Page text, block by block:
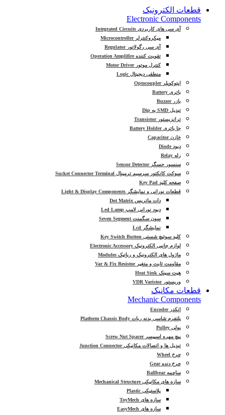
قطعات الکترونیک
Electronic Components
آی سی های کاربردی Integrated Circuits
میکروکنترلر Microcontroller
آی سی رگولاتور Regulator
تقویت کننده Operation Amplifire
کنترل موتور Motor Driver
منطقی دیجیتال Logic
اپتوکوپلر Optocoupler
باتری Battery
بازر Buzzer
تبدیل SMD به Dip
ترانزیستور Transistor
جا باتری Battery Holder
خازن Capacitor
دیود Diode
رله Relay
سنسور حسگر Sensor Detector
سوکت کانکتور سرسیم ترمینال Sucket Connector Terminal
صفحه کلید Key Pad
قطعات نورانی و نمایشگر Light & Display Components
دات ماتریس Dot Matrix
دیود نورانی لامپ Led Lamp
سون سگمنت Seven Segment
نمایشگر Lcd
کلید سوئیچ شستی Key Switch Button
لوازم جانبی الکترونیک Electronic Accessory
ماژول های الکترونیک و رباتیک Modules
مقاومت ثابت و متغیر Var & Fix Resistor
هیت سینک Heat Sink
وریستور VDR Varistor
قطعات مکانیک
Mechanic Components
انکدر Encoder
پلتفرم شاسی بدنه ربات Platform Chassis Body
پولی Pulley
پیچ مهره اسپیسر Screw Nut Spacer
تبدیل ها و اتصالات مکانیکی Junction Connector
چرخ Wheel
چرخ دنده Gear
ساچمه Ballbear
سازه های مکانیکی Mechanical Structure
پلاستیکی Plastic
سازه های ToyMech
سازه های EasyMech